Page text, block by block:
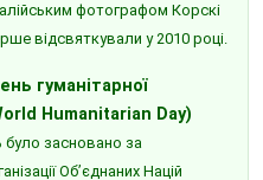
фотографом Корскі
відсвяткували у 2010 році.
гуманітарної
Humanitarian Day)
було засновано за
Об’єднаних Націй